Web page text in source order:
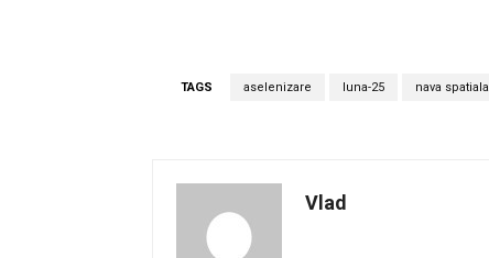
TAGS aselenizare luna-25 nava
Vlad